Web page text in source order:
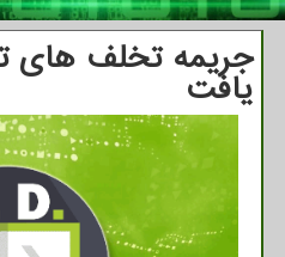
جریمه تخلف های
یافت